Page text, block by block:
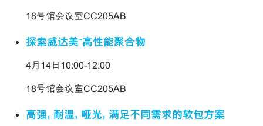
18号馆会议室CC205AB
探索威达美™高性能聚合物
4月14日10:00-12:00
18号馆会议室CC205AB
高强, 耐温, 哑光, 满足不同需求的软包方案